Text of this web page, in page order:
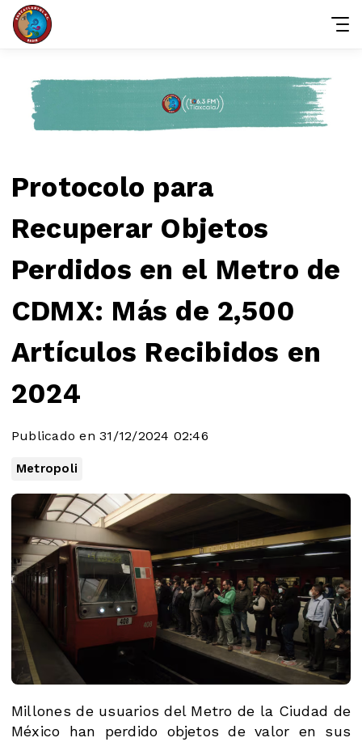
Protocolo para
Recuperar Objetos
Perdidos en el Metro de
CDMX: Más de 2,500
Artículos Recibidos en
2024
Publicado en 31/12/2024 02:46
Metropoli
Millones de usuarios del Metro de la Ciudad de
México han perdido objetos de valor en sus